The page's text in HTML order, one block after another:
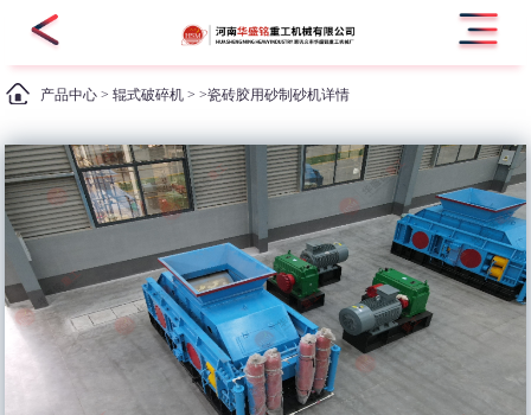
产品中心 >辊式破碎机 > >瓷砖胶用砂制砂机详情